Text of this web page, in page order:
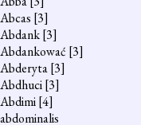
Abcas [3]
Abdank[3]
Abdankować [3]
Abderyta[3]
Abdhuci[3]
Abdimi[4]
abdominalis